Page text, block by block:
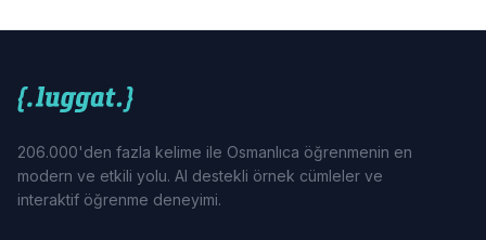
206.000'den fazla kelime ile Osmanlıca öğrenmenin en
modern ve etkili yolu. AI destekli örnek cümleler ve
interaktif öğrenme deneyimi.